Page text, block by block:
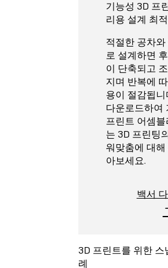
기능성 3D 프
리용 설계 최
적절한 공차
로 설계하면
이 단축되고
지며 반복에
용이 절감됩니
다운로드하여
프린트 어셈
는 3D 프린팅
워맞춤에 대
아보세요.
백서
3D 프린트를 위한
례